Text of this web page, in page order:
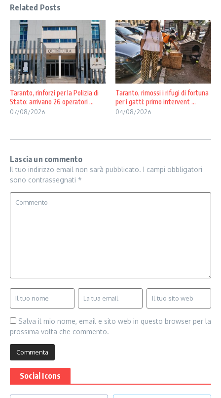
Related Posts
Taranto, rinforzi per la Polizia di
Stato: arrivano 26 operatori ...
07/08/2026
Taranto, rimossi i rifugi di fortuna
per i gatti: primo intervent ...
04/08/2026
Lascia un commento
Il tuo indirizzo email non sarà pubblicato. I campi obbligatori
sono contrassegnati *
Salva il mio nome, email e sito web in questo browser per la
prossima volta che commento.
Social Icons